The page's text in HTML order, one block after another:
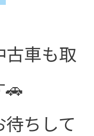
古車も取
🚗
ちして